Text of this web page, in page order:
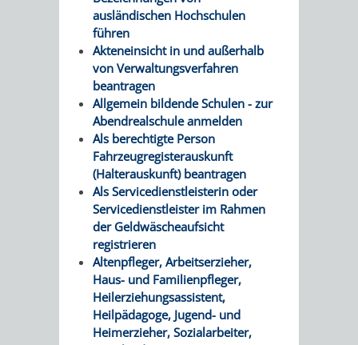
ausländischen Hochschulen
führen
Akteneinsicht in und außerhalb
von Verwaltungsverfahren
beantragen
Allgemein bildende Schulen - zur
Abendrealschule anmelden
Als berechtigte Person
Fahrzeugregisterauskunft
(Halterauskunft) beantragen
Als Servicedienstleisterin oder
Servicedienstleister im Rahmen
der Geldwäscheaufsicht
registrieren
Altenpfleger, Arbeitserzieher,
Haus- und Familienpfleger,
Heilerziehungsassistent,
Heilpädagoge, Jugend- und
Heimerzieher, Sozialarbeiter,